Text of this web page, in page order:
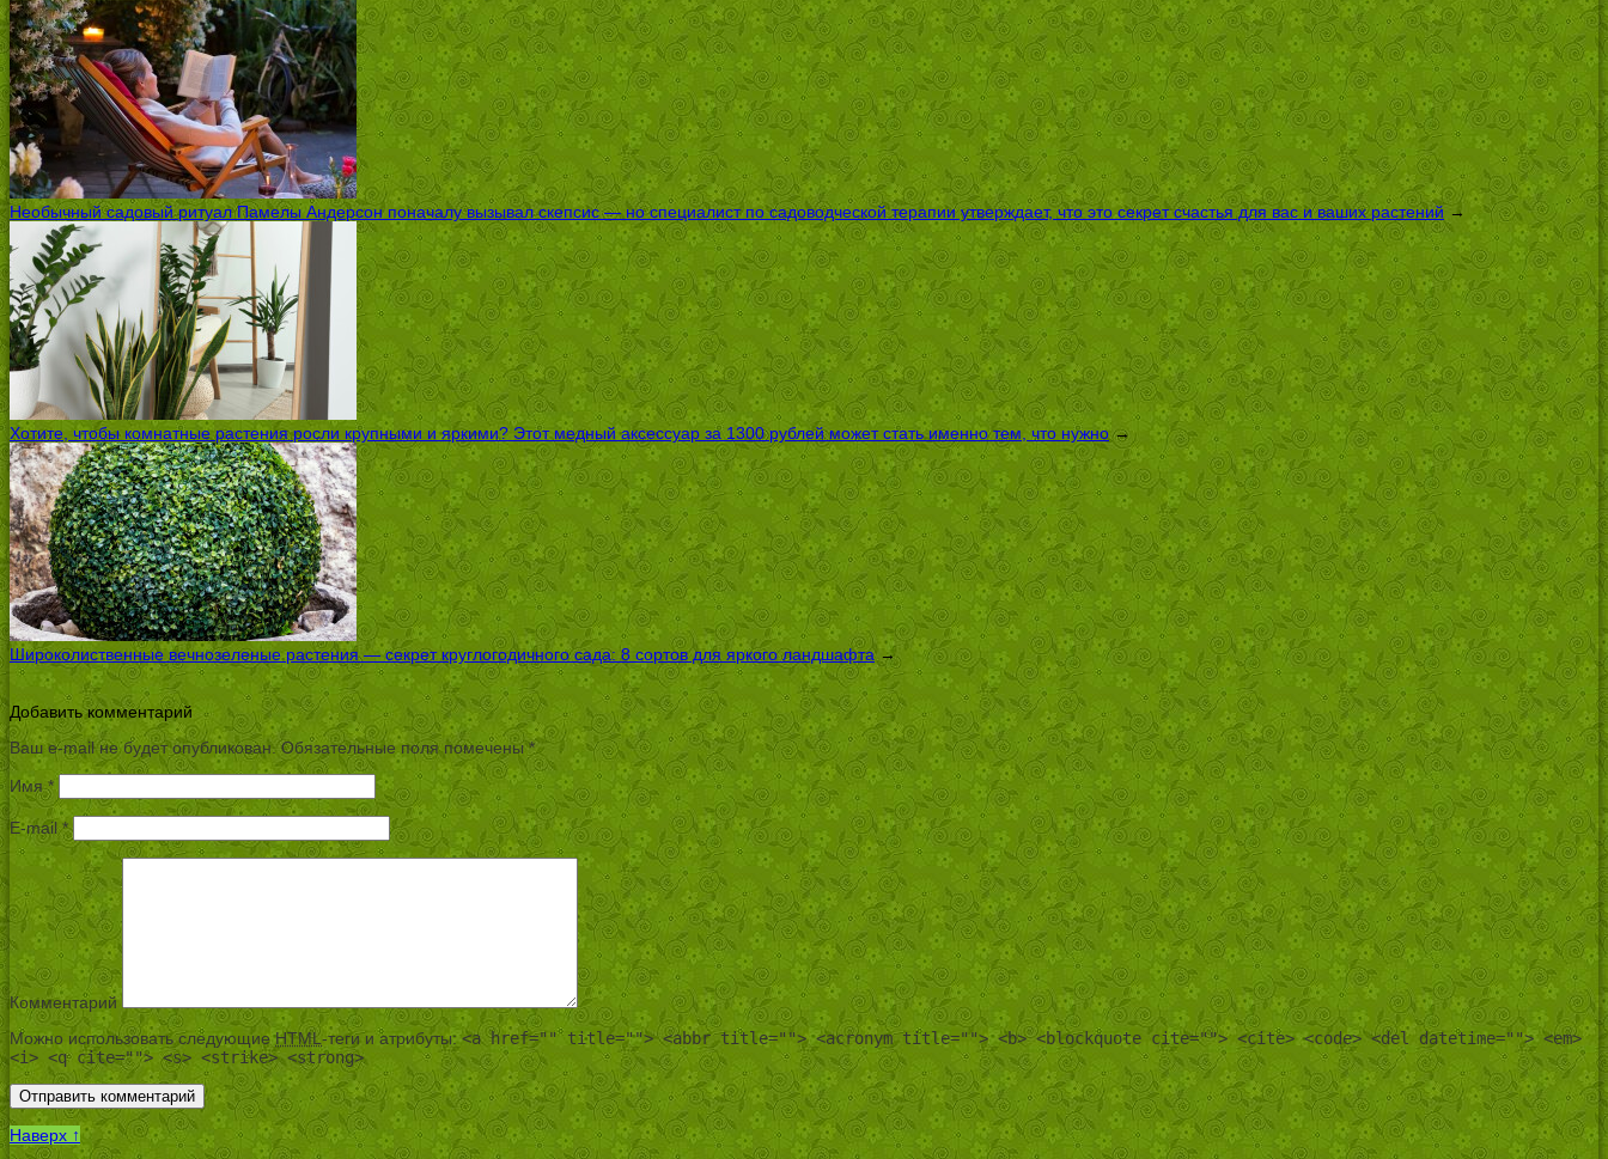
Необычный садовый ритуал Памелы Андерсон поначалу вызывал скепсис — но специалист по садоводческой терапии утверждает, что это секрет счастья для вас и ваших растений →
Хотите, чтобы комнатные растения росли крупными и яркими? Этот медный аксессуар за 1300 рублей может стать именно тем, что нужно→
Широколиственные вечнозеленые растения — секрет круглогодичного сада: 8 сортов для яркого ландшафта→
Добавить комментарий
Ваш e-mail не будет опубликован.Обязательные поля помечены*
Имя*
E-mail*
Комментарий
Можно использовать следующиеHTML-теги и атрибуты:<a href="" title=""> <abbr title=""> <acronym title=""> <b> <blockquote cite=""> <cite> <code> <del datetime=""> <em>
<i> <q cite=""> <s> <strike> <strong>
Наверх ↑